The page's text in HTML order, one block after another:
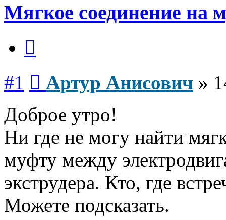
Мягкое соединение на
#1 Артур Анисович »
Доброе утро!
Ни где не могу найти
муфту между
экструдера. Кто, где
Можете подсказать.